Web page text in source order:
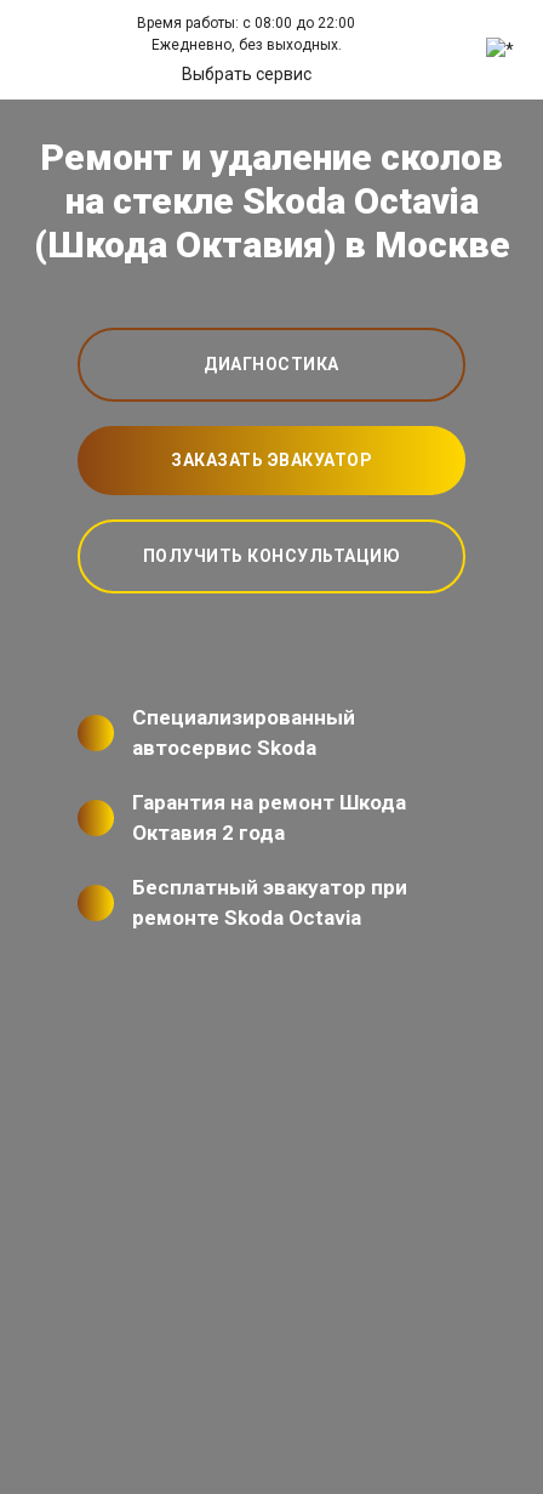
Время работы: с 08:00 до 22:00
Ежедневно, без выходных.
Выбрать сервис
Ремонт и удаление сколов
на стекле Skoda Octavia
(Шкода Октавия) в Москве
ДИАГНОСТИКА
ЗАКАЗАТЬ ЭВАКУАТОР
ПОЛУЧИТЬ КОНСУЛЬТАЦИЮ
Специализированный
автосервис Skoda
Гарантия на ремонт Шкода
Октавия 2 года
Бесплатный эвакуатор при
ремонте Skoda Octavia